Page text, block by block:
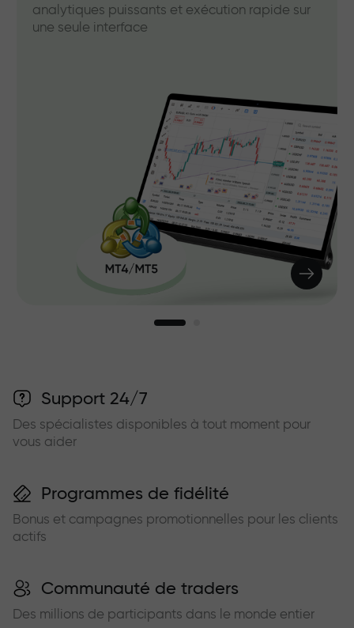
analytiques puissants et exécution rapide sur
une seule interface
Support 24/7
Des spécialistes disponibles à tout moment pour
vous aider
Programmes de fidélité
Bonus et campagnes promotionnelles pour les clients
actifs
Communauté de traders
Des millions de participants dans le monde entier